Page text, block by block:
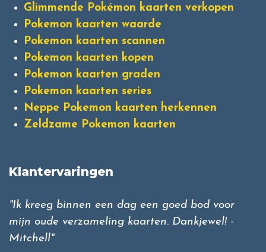
Glimmende Pokémon kaarten verkopen
Pokemon kaarten waarde
Pokemon kaarten scannen
Pokemon kaarten kopen
Pokemon kaarten graden
Pokemon kaarten series
Neppe Pokemon kaarten herkennen
Zeldzame Pokemon kaarten
Klantervaringen
"Ik kreeg binnen een dag een goed bod voor
mijn oude verzameling kaarten. Dankjewel! -
Mitchell"